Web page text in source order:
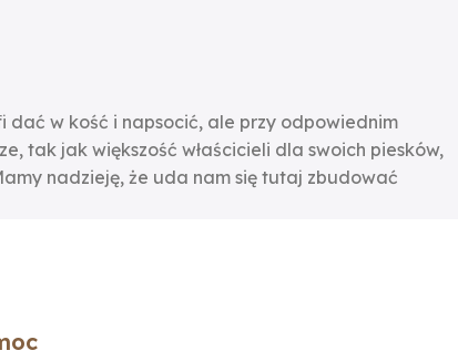
w kość i napsocić, ale przy odpowiednim
tak jak większość właścicieli dla swoich piesków,
nadzieję, że uda nam się tutaj zbudować